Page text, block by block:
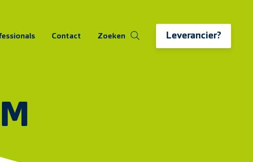
Contact Zoeken Leverancier?